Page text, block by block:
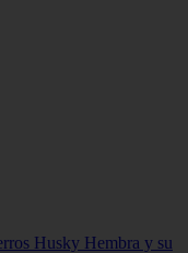
Husky Hembra y su